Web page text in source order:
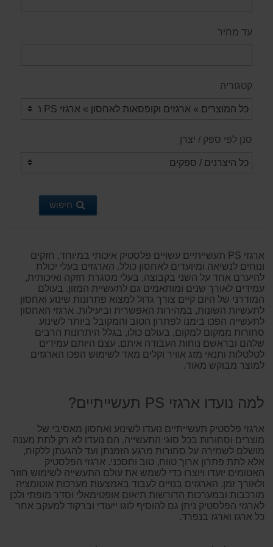
עד מחיר
קטגוריה
סנן לפי ספק / יצרן
חיפוש
ארגזי PS תעשייתיים עשויים פלסטיק איכותי במיוחד, חזקים
ונוחים לנשיאה ומיועדים לאחסון כולל. הארגזים בעלי יכולת
להיערם אחד על השני בקבוצה, בעלי מסגרת חזקה ואיכותית,
עמידים לאורך שנים ומותאמים גם לתעשיית המזון. בעולם
המודרני של היום קיים צורך גדול למצוא פתרונות שינוע ואחסון
לתעשיות השונות, במהירות האפשרית וביעילות. ארגזי האחסון
לתעשייה הפכו בימנו לפתרון הטוב והמקובל ביותר לשינוע
סחורות ממקום למקום, בעולם כולו, בגלל היתרונות הרבים
שלהם ובראשם נוחות העבודה איתם. עצם היותם עמידים
לטלטלות ותנאי מזג אוויר וקלים מאד לשימוש הפכו הארגזים
למוצר מבוקש מאוד.
למה נועדו ארגזי PS תעשייתיים?
ארגזי פלסטיק תעשייתיים נועדו לשינוע ואחסון מאסיבי של
מוצרים וסחורות בכל סוגי התעשייה. הם נועדו לא רק לתת מענה
מושלם לשמירה על סחורות מרגע הזמנתן ועד להגעתן ללקוח,
אלא לתת פתרון ארוך טווח, טוב וחסכני. ארגזי הפלסטיק
האטומים יועדו ויוצרו כדי לשמש את עולם התעשייה לשימוש חוזר
ולאורך זמן. הארגזים בנויים לעבוד באמצעות מערכות אוטומציה
מורכבות ובמערכות הדורשות תיאום אופטימאלי וסדר מופתי ולכן
לארגזי הפלסטיק ניתן גם להוסיף לוגו ייעודי וברקוד למעקב אחר
כל ארגז וארגז בנפרד.